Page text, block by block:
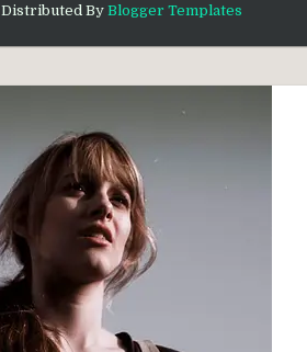
Distributed By Blogger Templates